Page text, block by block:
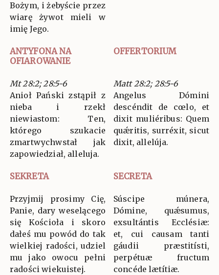
Bożym, i żebyście przez
wiarę żywot mieli w
imię Jego.
ANTYFONA NA
OFIAROWANIE
OFFERTORIUM
Mt 28:2; 28:5-6
Anioł Pański zstąpił z
nieba i rzekł
niewiastom: Ten,
którego szukacie
zmartwychwstał jak
zapowiedział, alleluja.
Matt 28:2; 28:5-6
Angelus Dómini
descéndit de cœlo, et
dixit muliéribus: Quem
quǽritis, surréxit, sicut
dixit, allelúja.
SEKRETA SECRETA
Przyjmij prosimy Cię,
Panie, dary weselącego
się Kościoła i skoro
dałeś mu powód do tak
wielkiej radości, udziel
mu jako owocu pełni
radości wiekuistej.
Súscipe múnera,
Dómine, quǽsumus,
exsultántis Ecclésiæ:
et, cui causam tanti
gáudii præstitísti,
perpétuæ fructum
concéde lætítiæ.